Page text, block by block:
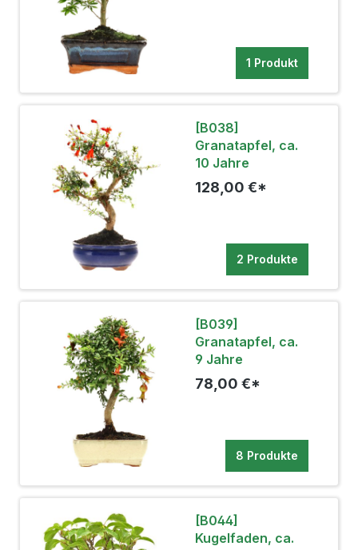
1 Produkt
[B038]
Granatapfel, ca.
10 Jahre
128,00 €*
2 Produkte
[B039]
Granatapfel, ca.
9 Jahre
78,00 €*
8 Produkte
[B044]
Kugelfaden, ca.